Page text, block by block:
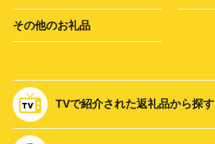
その他のお礼品
TVで紹介された返礼品から探す